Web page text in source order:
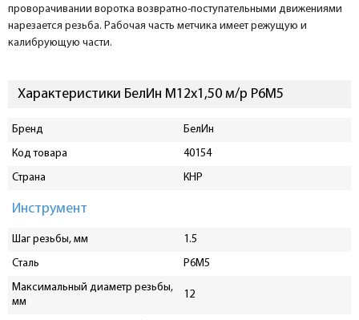
проворачивании воротка возвратно-поступательными движениями
нарезается резьба. Рабочая часть метчика имеет режущую и
калибрующую части.
Характеристики БелИн М12х1,50 м/р Р6М5
Бренд
БелИн
Код товара
40154
Страна
КНР
Инструмент
Шаг резьбы, мм
1.5
Сталь
Р6М5
Максимальный диаметр резьбы,
мм
12